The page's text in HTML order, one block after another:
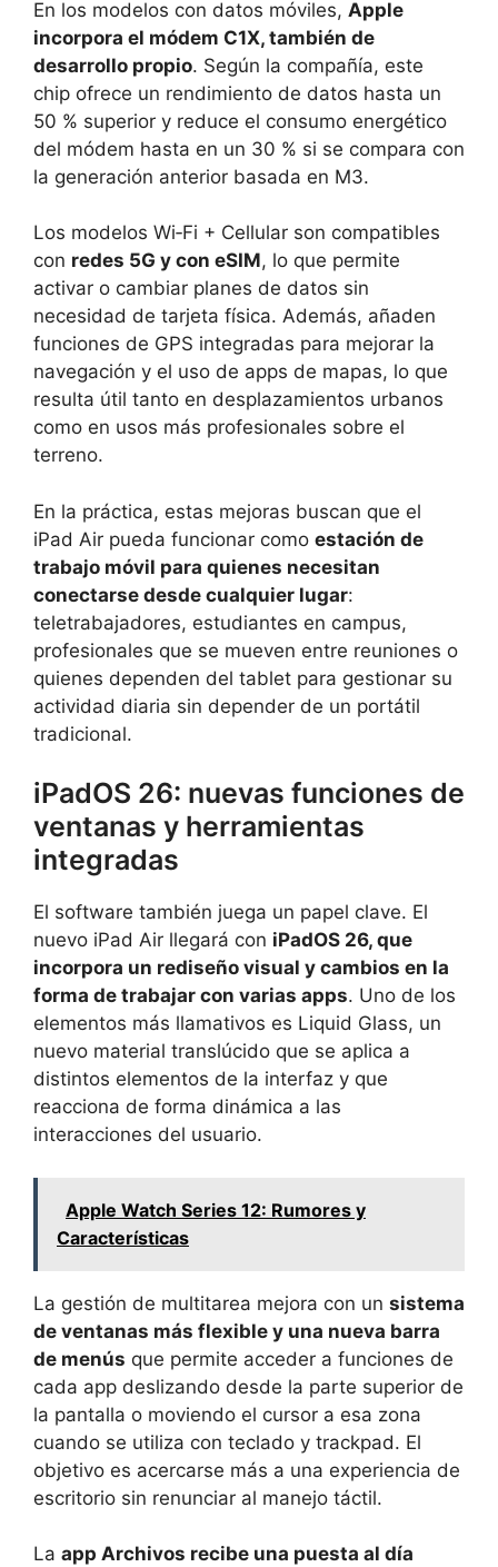
En los modelos con datos móviles, Apple
incorpora el módem C1X, también de
desarrollo propio. Según la compañía, este
chip ofrece un rendimiento de datos hasta un
50 % superior y reduce el consumo energético
del módem hasta en un 30 % si se compara con
la generación anterior basada en M3.
Los modelos Wi‑Fi + Cellular son compatibles
con redes 5G y con eSIM, lo que permite
activar o cambiar planes de datos sin
necesidad de tarjeta física. Además, añaden
funciones de GPS integradas para mejorar la
navegación y el uso de apps de mapas, lo que
resulta útil tanto en desplazamientos urbanos
como en usos más profesionales sobre el
terreno.
En la práctica, estas mejoras buscan que el
iPad Air pueda funcionar como estación de
trabajo móvil para quienes necesitan
conectarse desde cualquier lugar:
teletrabajadores, estudiantes en campus,
profesionales que se mueven entre reuniones o
quienes dependen del tablet para gestionar su
actividad diaria sin depender de un portátil
tradicional.
iPadOS 26: nuevas funciones de
ventanas y herramientas
integradas
El software también juega un papel clave. El
nuevo iPad Air llegará con iPadOS 26, que
incorpora un rediseño visual y cambios en la
forma de trabajar con varias apps. Uno de los
elementos más llamativos es Liquid Glass, un
nuevo material translúcido que se aplica a
distintos elementos de la interfaz y que
reacciona de forma dinámica a las
interacciones del usuario.
Apple Watch Series 12: Rumores y
Características
La gestión de multitarea mejora con un sistema
de ventanas más flexible y una nueva barra
de menús que permite acceder a funciones de
cada app deslizando desde la parte superior de
la pantalla o moviendo el cursor a esa zona
cuando se utiliza con teclado y trackpad. El
objetivo es acercarse más a una experiencia de
escritorio sin renunciar al manejo táctil.
La app Archivos recibe una puesta al día